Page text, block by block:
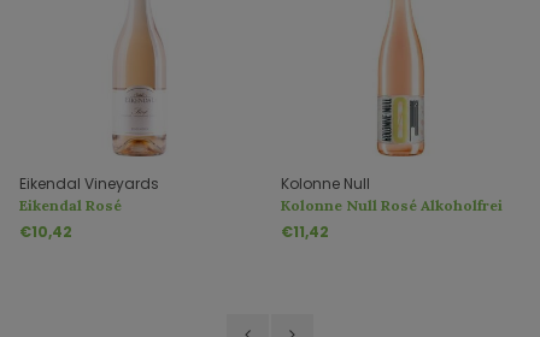
Eikendal Vineyards
Eikendal Rosé
€10,42
Kolonne Null
Kolonne Null Rosé Alkoholfrei
€11,42